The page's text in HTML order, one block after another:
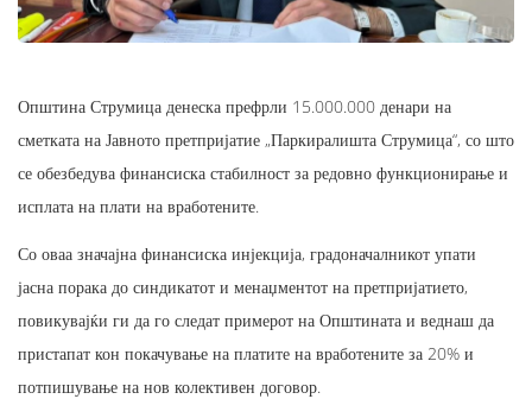
Општина Струмица денеска префрли 15.000.000 денари на
сметката на Јавното претпријатие „Паркиралишта Струмица“, со што
се обезбедува финансиска стабилност за редовно функционирање и
исплата на плати на вработените.
​Со оваа значајна финансиска инјекција, градоначалникот упати
јасна порака до синдикатот и менаџментот на претпријатието,
повикувајќи ги да го следат примерот на Општината и веднаш да
пристапат кон покачување на платите на вработените за 20% и
потпишување на нов колективен договор.​